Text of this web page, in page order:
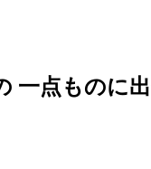
一点ものに